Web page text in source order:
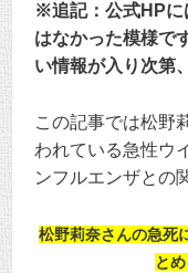
※追記：公式HPに
はなかった模様で
い情報が入り次第
この記事では松野
われている急性ウ
ンフルエンザとの
松野莉奈さんの急死
と